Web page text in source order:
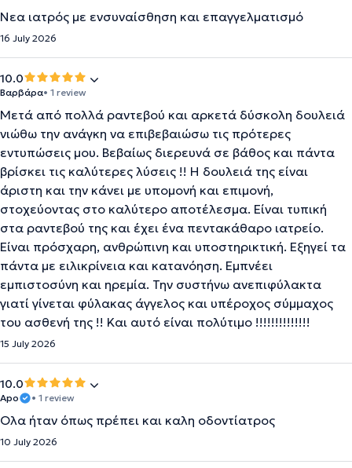
Νεα ιατρός με ενσυναίσθηση και επαγγελματισμό
16 July 2026
10.0
Βαρβάρα• 1 review
Μετά από πολλά ραντεβού και αρκετά δύσκολη δουλειά
νιώθω την ανάγκη να επιβεβαιώσω τις πρότερες
εντυπώσεις μου. Βεβαίως διερευνά σε βάθος και πάντα
βρίσκει τις καλύτερες λύσεις !! Η δουλειά της είναι
άριστη και την κάνει με υπομονή και επιμονή,
στοχεύοντας στο καλύτερο αποτέλεσμα. Είναι τυπική
στα ραντεβού της και έχει ένα πεντακάθαρο ιατρείο.
Είναι πρόσχαρη, ανθρώπινη και υποστηρικτική. Εξηγεί τα
πάντα με ειλικρίνεια και κατανόηση. Εμπνέει
εμπιστοσύνη και ηρεμία. Την συστήνω ανεπιφύλακτα
γιατί γίνεται φύλακας άγγελος και υπέροχος σύμμαχος
του ασθενή της !! Και αυτό είναι πολύτιμο !!!!!!!!!!!!!!
15 July 2026
10.0
Apo • 1 review
Ολα ήταν όπως πρέπει και καλη οδοντίατρος
10 July 2026